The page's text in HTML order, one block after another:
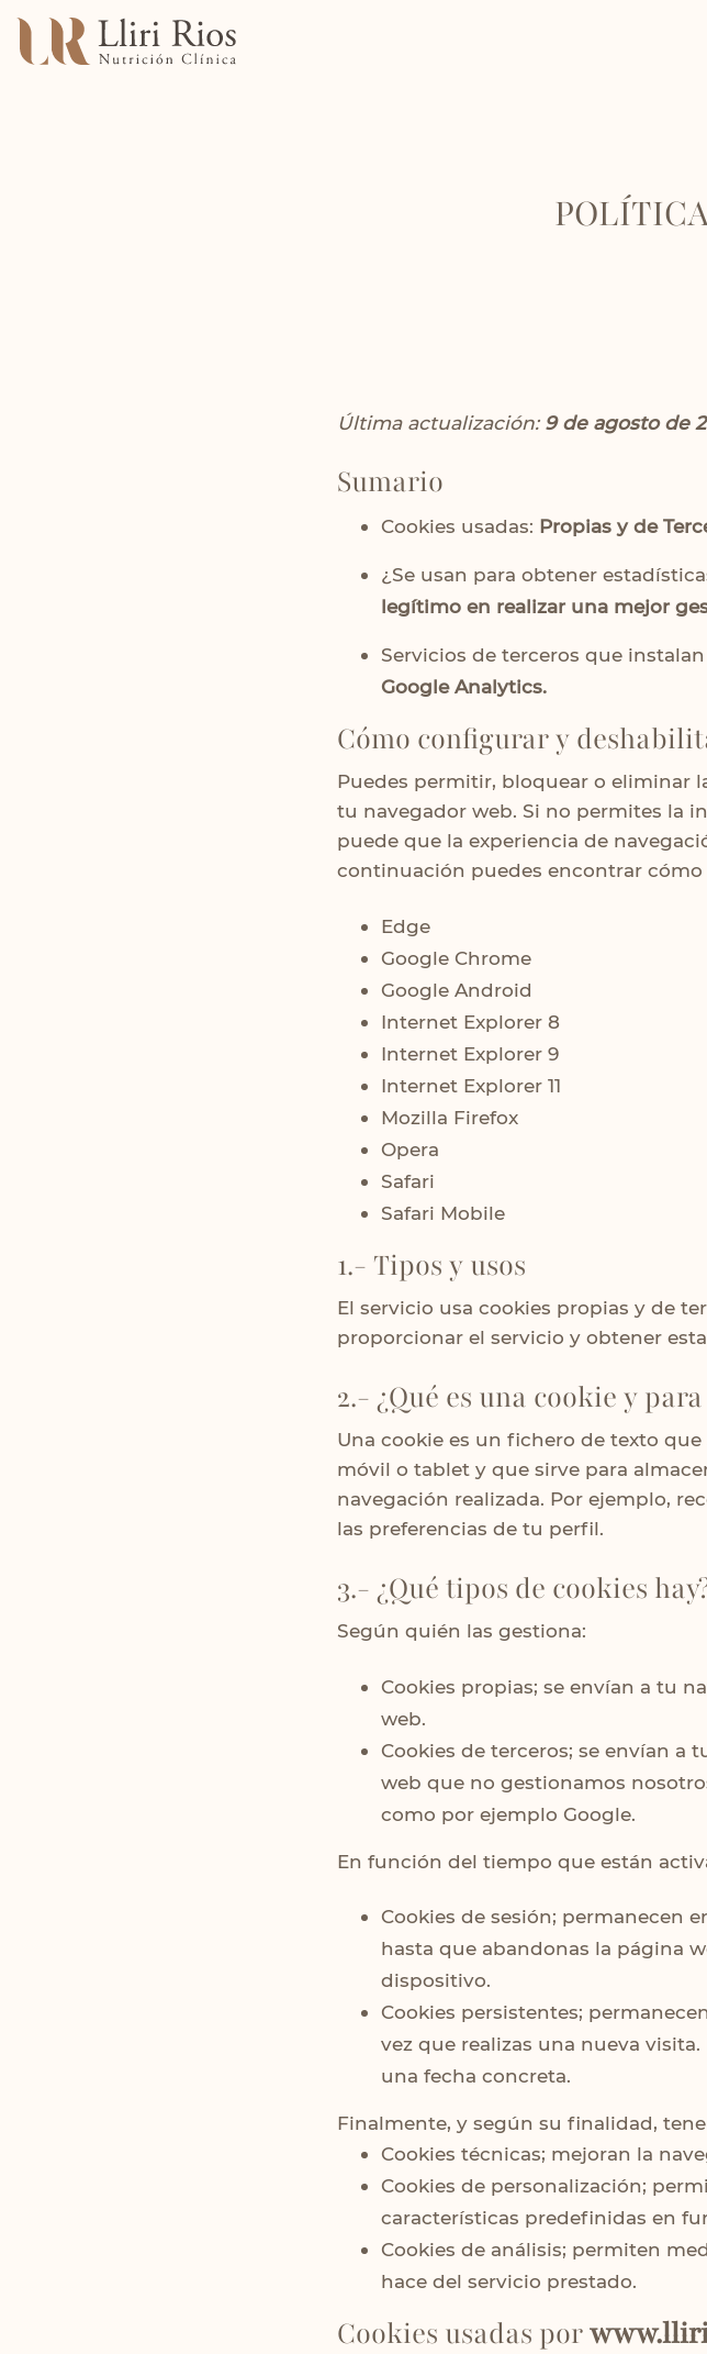
Última actualización: 9 de agosto de
Sumario
Cookies usadas: Propias y de
¿Se usan para obtener
legítimo en realizar una mejor
Servicios de terceros que
Google Analytics.
Cómo configurar y
Puedes permitir, bloquear o eliminar
tu navegador web. Si no permites la
puede que la experiencia de
continuación puedes encontrar
Edge
Google Chrome
Google Android
Internet Explorer 8
Internet Explorer 9
Internet Explorer 11
Mozilla Firefox
Opera
Safari
Safari Mobile
1.- Tipos y usos
El servicio usa cookies propias y de
proporcionar el servicio y obtener
2.- ¿Qué es una cookie y
Una cookie es un fichero de texto
móvil o tablet y que sirve para
navegación realizada. Por ejemplo,
las preferencias de tu perfil.
3.- ¿Qué tipos de cookies
Según quién las gestiona:
Cookies propias; se envían a tu
web.
Cookies de terceros; se envían
web que no gestionamos
como por ejemplo Google.
En función del tiempo que están
Cookies de sesión; permanecen
hasta que abandonas la página
dispositivo.
Cookies persistentes;
vez que realizas una nueva
una fecha concreta.
Finalmente, y según su finalidad,
Cookies técnicas; mejoran la
Cookies de personalización;
características predefinidas en
Cookies de análisis; permiten
hace del servicio prestado.
Cookies usadas por